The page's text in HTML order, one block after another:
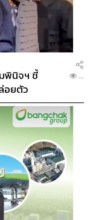
พินิจฯ ชี้
อยตัว
...